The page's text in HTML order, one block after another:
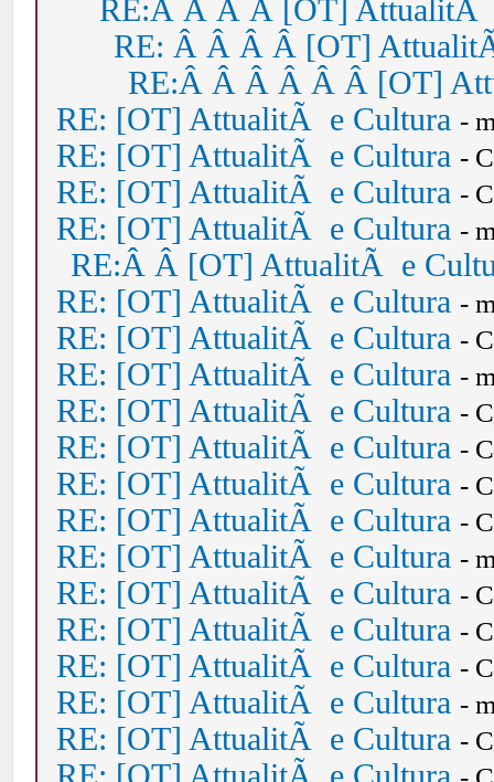
RE:Â Â Â Â [OT] AttualitÃ
RE: Â Â Â Â [OT]
RE:Â Â Â Â Â Â [OT]
RE: [OT] AttualitÃ e Cultura -
RE: [OT] AttualitÃ e Cultura -
RE: [OT] AttualitÃ e Cultura -
RE: [OT] AttualitÃ e Cultura -
RE:Â Â [OT] AttualitÃ e
RE: [OT] AttualitÃ e Cultura -
RE: [OT] AttualitÃ e Cultura -
RE: [OT] AttualitÃ e Cultura -
RE: [OT] AttualitÃ e Cultura -
RE: [OT] AttualitÃ e Cultura -
RE: [OT] AttualitÃ e Cultura -
RE: [OT] AttualitÃ e Cultura -
RE: [OT] AttualitÃ e Cultura -
RE: [OT] AttualitÃ e Cultura -
RE: [OT] AttualitÃ e Cultura -
RE: [OT] AttualitÃ e Cultura -
RE: [OT] AttualitÃ e Cultura -
RE: [OT] AttualitÃ e Cultura -